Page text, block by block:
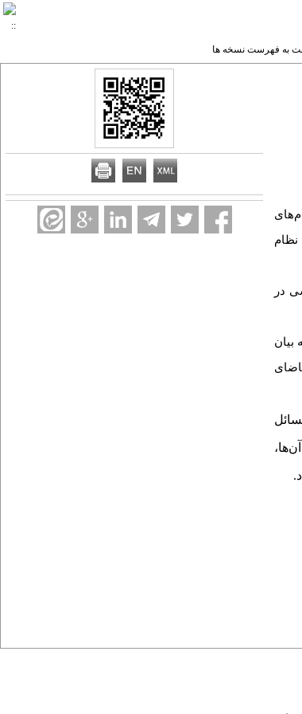
به فهرست نسخه ها
در
بیان
ها،